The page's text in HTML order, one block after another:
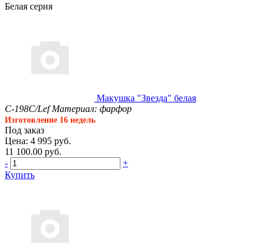
Белая серия
Макушка "Звезда" белая
С-198С/Lef Материал: фарфор
Изготовление 16 недель
Под заказ
Цена: 4 995 руб.
11 100.00 руб.
-
+
Купить